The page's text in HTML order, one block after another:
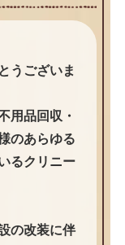
うございま
用品回収・
のあらゆる
るクリニー
の改装に伴